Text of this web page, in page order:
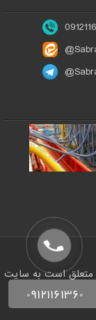
| ایران شلنگ